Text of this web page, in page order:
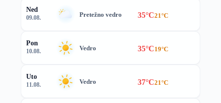
Ned
09.08. Pretežno vedro 35°C21°C
Pon
10.08. Vedro 35°C19°C
Uto
11.08. Vedro 37°C21°C